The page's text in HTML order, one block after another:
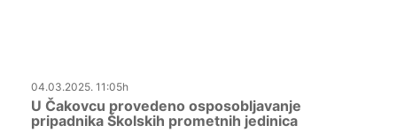
04.03.2025. 11:05h
U Čakovcu provedeno osposobljavanje
pripadnika Školskih prometnih jedinica